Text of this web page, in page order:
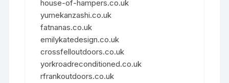
house-of-hampers.co.uk
yumekanzashi.co.uk
fatnanas.co.uk
emilykatedesign.co.uk
crossfelloutdoors.co.uk
yorkroadreconditioned.co.uk
rfrankoutdoors.co.uk